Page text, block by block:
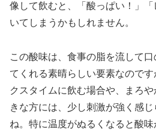
像して飲むと、「酸っぱい！」
いてしまうかもしれません。
この酸味は、食事の脂を流して
てくれる素晴らしい要素なので
クスタイムに飲む場合や、まろ
きな方には、少し刺激が強く感
ね。特に温度がぬるくなると酸味